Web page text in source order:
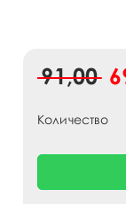
91,00
Количество